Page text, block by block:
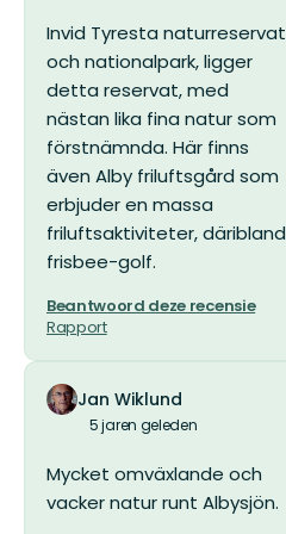
5
sterren
Invid Tyresta naturreservat
och nationalpark, ligger
detta reservat, med
nästan lika fina natur som
förstnämnda. Här finns
även Alby friluftsgård som
erbjuder en massa
friluftsaktiviteter, däribland
frisbee-golf.
Beantwoord deze recensie
Rapport
Jan Wiklund
5 jaren geleden
Mycket omväxlande och
vacker natur runt Albysjön.